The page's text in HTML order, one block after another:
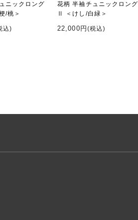
ニックロング
/桃＞
込)
花柄 半袖チュニックロング
Ⅱ ＜けし/白緑＞
22,000円 (税込)